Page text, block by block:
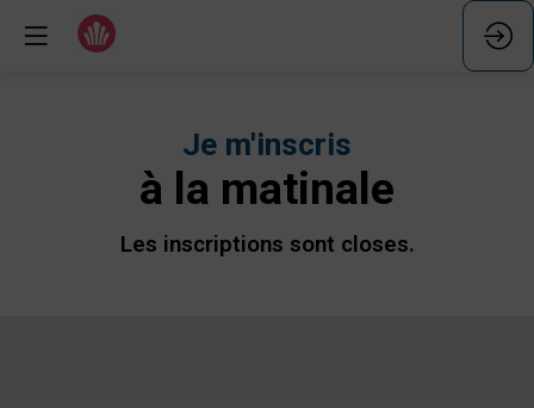
Je m'inscris
à la matinale
Les inscriptions sont closes.